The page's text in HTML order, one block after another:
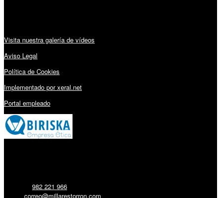
Visita nuestra galería de vídeos
Aviso Legal
Política de Cookies
Implementado por xeral.net
Portal empleado
982 221 966
correo@millarestorron.com